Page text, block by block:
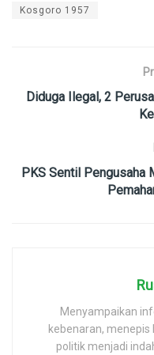
Kosgoro 1957
Diduga Ilegal, 2
PKS Sentil Pengusaha
Menyampaikan
kebenaran,
politik menjadi